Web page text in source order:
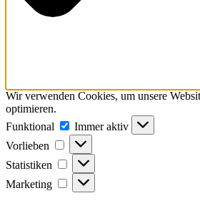
Wir verwenden Cookies, um unsere
optimieren.
Funktional
Funktional
Immer aktiv
Vorlieben
Vorlieben
Statistiken Statistiken
Marketing Marketing